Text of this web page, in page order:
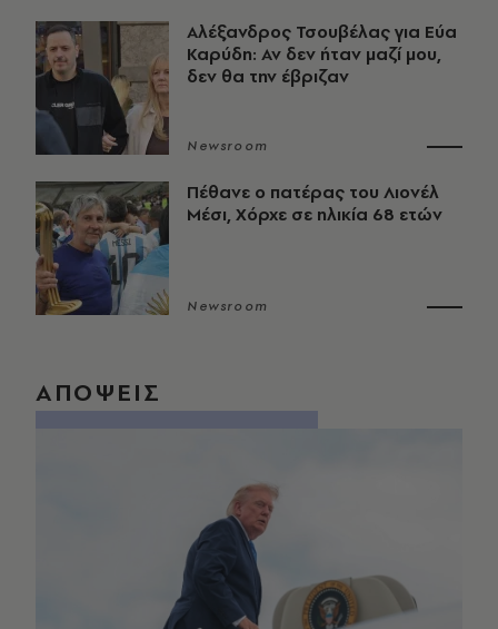
Αλέξανδρος Τσουβέλας για Εύα
Καρύδη: Αν δεν ήταν μαζί μου,
δεν θα την έβριζαν
Newsroom
Πέθανε ο πατέρας του Λιονέλ
Μέσι, Χόρχε σε ηλικία 68 ετών
Newsroom
ΑΠΟΨΕΙΣ